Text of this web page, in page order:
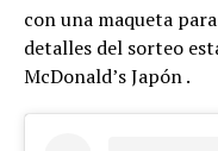
con una maqueta
detalles del sorteo
McDonald’s Japón .